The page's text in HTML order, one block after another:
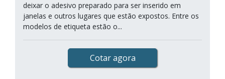
deixar o adesivo preparado para ser inserido em
janelas e outros lugares que estão expostos. Entre os
modelos de etiqueta estão o...
Cotar agora